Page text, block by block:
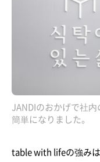
JANDIのおかげで社
簡単になりました。
table with lifeの強み